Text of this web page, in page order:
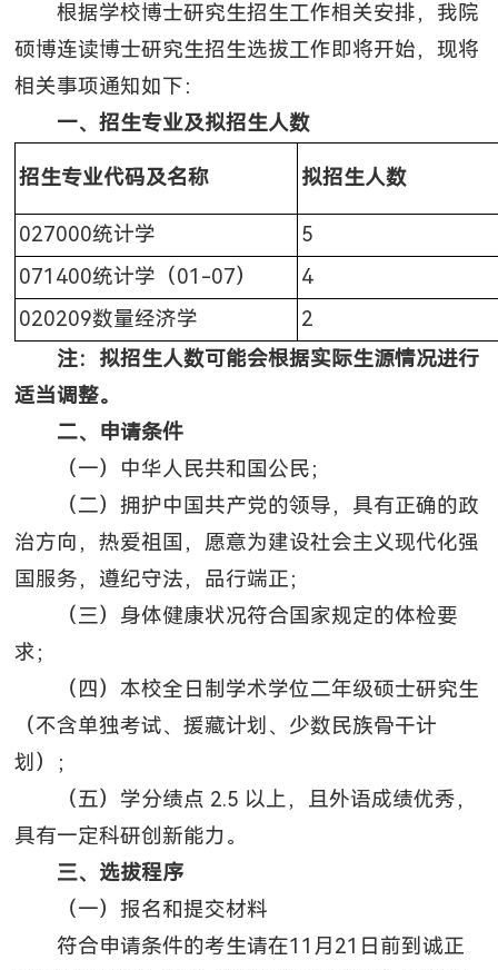
根据学校博士研究生招生工作相关安排，我院
硕博连读博士研究生招生选拔工作即将开始，现将
相关事项通知如下：
一、招生专业及拟招生人数
招生专业代码及名称 拟招生人数
027000统计学
5
071400统计学（01-07）
4
020209数量经济学
2
注：拟招生人数可能会根据实际生源情况进行
适当调整。
二、申请条件
（一）中华人民共和国公民；
（二）拥护中国共产党的领导，具有正确的政
治方向，热爱祖国，愿意为建设社会主义现代化强
国服务，遵纪守法，品行端正；
（三）身体健康状况符合国家规定的体检要
求；
（四）本校全日制学术学位二年级硕士研究生
（不含单独考试、援藏计划、少数民族骨干计
划）；
（五）学分绩点 2.5 以上，且外语成绩优秀，
具有一定科研创新能力。
三、选拔程序
（一）报名和提交材料
符合申请条件的考生请在11月21日前到诚正